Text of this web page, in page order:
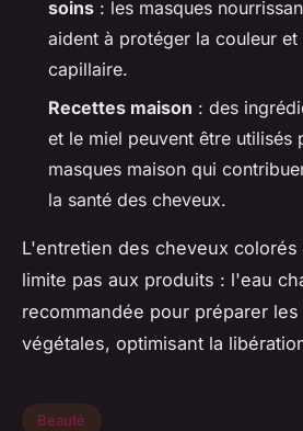
soins : les masques
aident à protéger la couleur
capillaire.
Recettes maison : des
et le miel peuvent être utilisés
masques maison qui
la santé des cheveux.
L'entretien des cheveux
limite pas aux produits : l'eau
recommandée pour préparer
végétales, optimisant la
Beauté